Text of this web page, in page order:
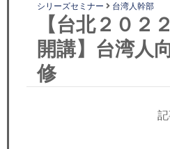
コンサルティング
リサーチ
セミナー
シリーズセミナー 台湾人幹部
【台北２０２
開講】台湾人
修